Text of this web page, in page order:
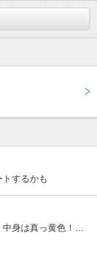
するかも
身は真っ黄色！…